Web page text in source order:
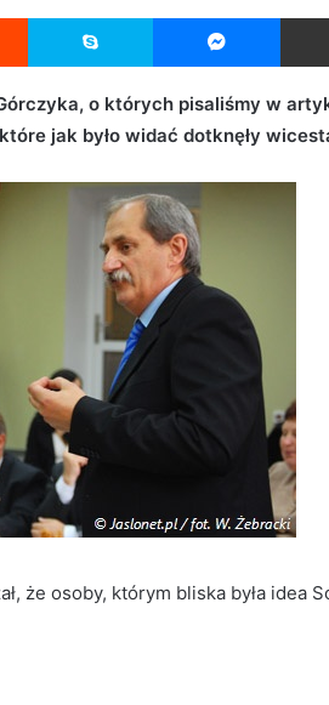
Reddit Skype Messenger
o których pisaliśmy w
jak było widać dotknęły
że osoby, którym bliska była idea